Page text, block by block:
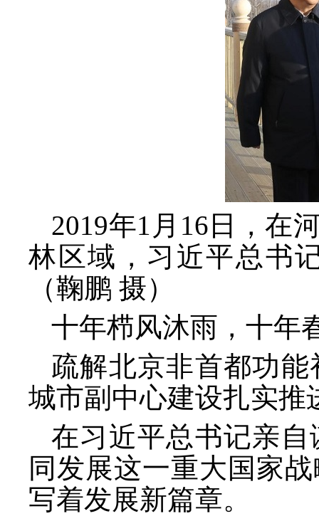
2019年1月16日，在
林区域，习近平总书
（鞠鹏 摄）
十年栉风沐雨，十年
疏解北京非首都功
城市副中心建设扎实推
在习近平总书记亲
同发展这一重大国家
写着发展新篇章。